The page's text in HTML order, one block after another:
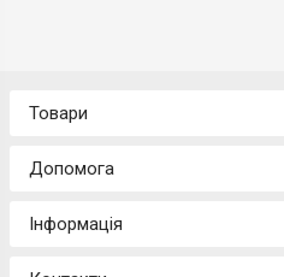
Товари
Допомога
Інформація